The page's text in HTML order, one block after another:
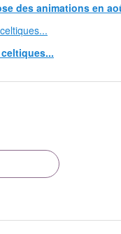
des animations en